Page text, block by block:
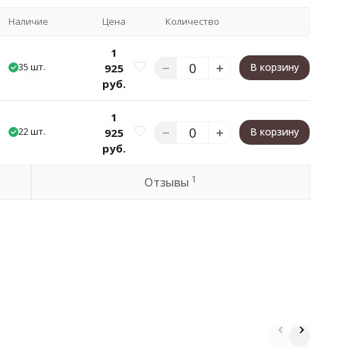
Наличие Цена Количество
35 шт.
1
925
руб.
В корзину
22 шт.
1
925
руб.
В корзину
Отзывы 1